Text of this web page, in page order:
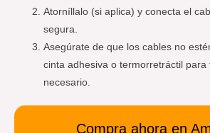
Atorníllalo (si aplica) y conecta el
segura.
Asegúrate de que los cables no
cinta adhesiva o termorretráctil para
necesario.
Compra ahora en